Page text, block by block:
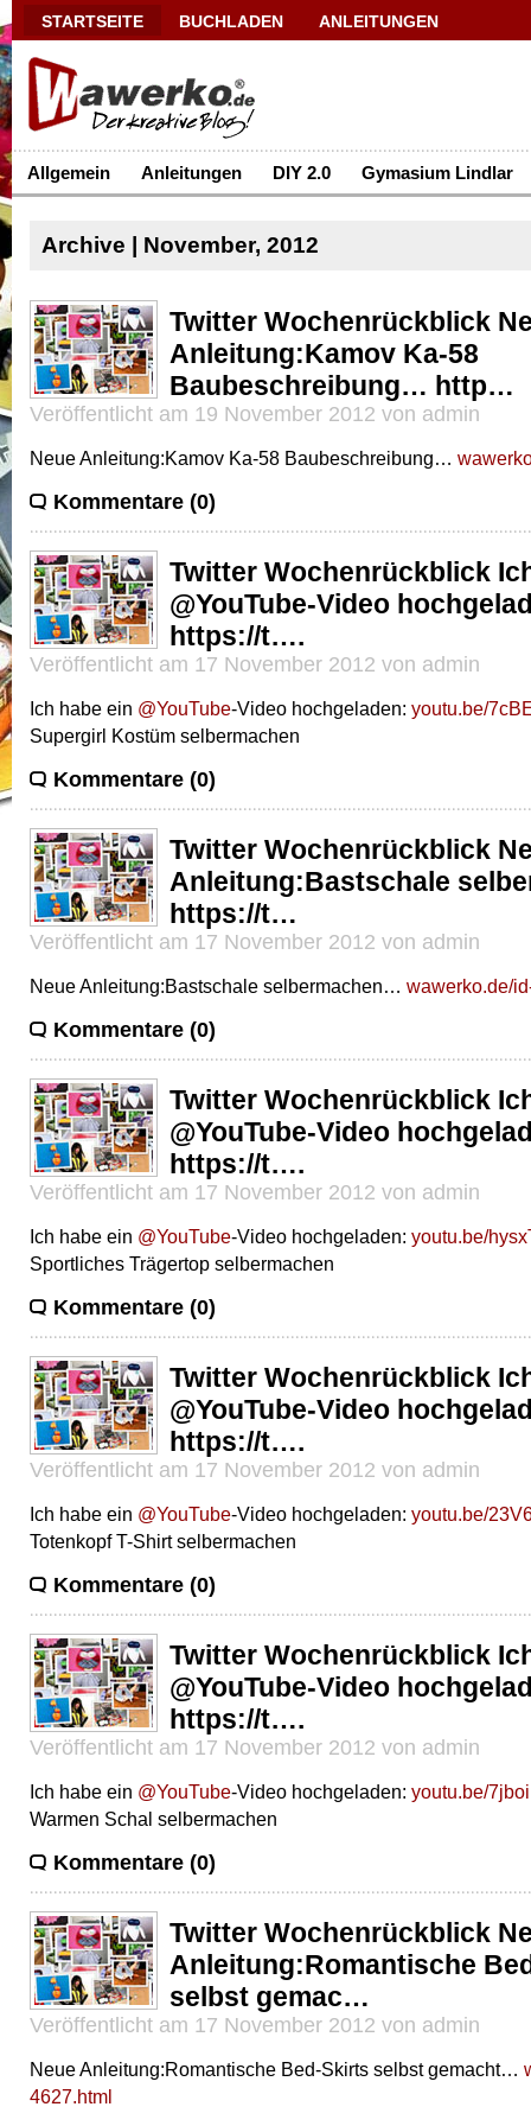
STARTSEITE BUCHLADEN ANLEITUNGEN
Allgemein Anleitungen DIY 2.0 Gymasium Lindlar
Archive | November, 2012
Twitter Wochenrückblick
Anleitung:Kamov Ka-58
Baubeschreibung… http…
Veröffentlicht am 19 November 2012 von admin
Neue Anleitung:Kamov Ka-58 Baubeschreibung…
Kommentare (0)
Twitter Wochenrückblick
@YouTube-Video
https://t….
Veröffentlicht am 17 November 2012 von admin
Ich habe ein @YouTube-Video hochgeladen: youtu.be/
Supergirl Kostüm selbermachen
Kommentare (0)
Twitter Wochenrückblick
Anleitung:Bastschale
https://t…
Veröffentlicht am 17 November 2012 von admin
Neue Anleitung:Bastschale selbermachen… wawerko.de/
Kommentare (0)
Twitter Wochenrückblick
@YouTube-Video
https://t….
Veröffentlicht am 17 November 2012 von admin
Ich habe ein @YouTube-Video hochgeladen: youtu.be/
Sportliches Trägertop selbermachen
Kommentare (0)
Twitter Wochenrückblick
@YouTube-Video
https://t….
Veröffentlicht am 17 November 2012 von admin
Ich habe ein @YouTube-Video hochgeladen: youtu.be/
Totenkopf T-Shirt selbermachen
Kommentare (0)
Twitter Wochenrückblick
@YouTube-Video
https://t….
Veröffentlicht am 17 November 2012 von admin
Ich habe ein @YouTube-Video hochgeladen: youtu.be/
Warmen Schal selbermachen
Kommentare (0)
Twitter Wochenrückblick
Anleitung:Romantische
selbst gemac…
Veröffentlicht am 17 November 2012 von admin
Neue Anleitung:Romantische Bed-Skirts selbst gemacht…
4627.html